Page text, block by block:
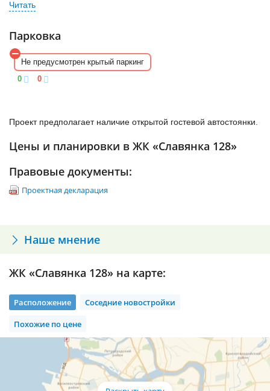
Ближайшими станциями метро считаются «Звездная» и
выполнена предчистовая отделка. Санузел раздельный.
В каждой квартире есть балкон.
Парковка
Не предусмотрен крытый паркинг
0
0
Проект предполагает наличие открытой гостевой автостоянки.
Цены и планировки в ЖК «Славянка 128»
Правовые документы:
Проектная декларация
Наше мнение
ЖК «Славянка 128» на карте:
Расположение
Соседние новостройки
Похожие по цене